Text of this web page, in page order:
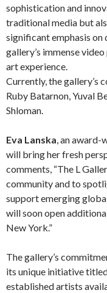
sophistication and
traditional media but
significant emphasis
gallery’s immense
art experience.
Currently, the gallery’s
Ruby Batarnon, Yuval
Shloman.
Eva Lanska, an award-
will bring her fresh
comments, “The L
community and to
support emerging
will soon open
New York.”
The gallery’s
its unique initiative
established artists